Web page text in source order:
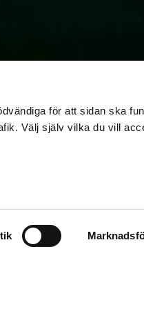
för att sidan ska
Välj själv vilka du vill
2025
från fyra
Men marinekolog